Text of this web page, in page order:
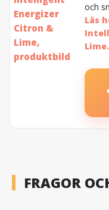
och
Läs
Lime.
FRAGOR